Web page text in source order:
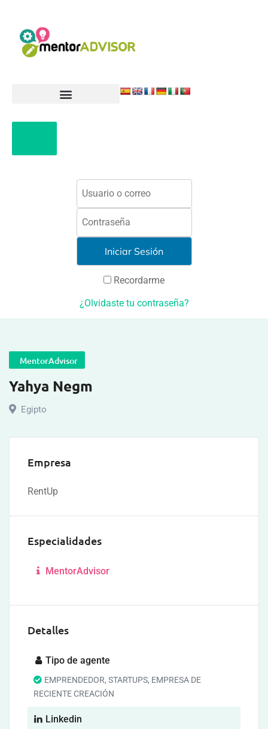
Recordarme
¿Olvidaste tu contraseña?
MentorAdvisor
Yahya Negm
Egipto
Empresa
RentUp
Especialidades
MentorAdvisor
Detalles
Tipo de agente
EMPRENDEDOR, STARTUPS, EMPRESA DE
RECIENTE CREACIÓN
Linkedin